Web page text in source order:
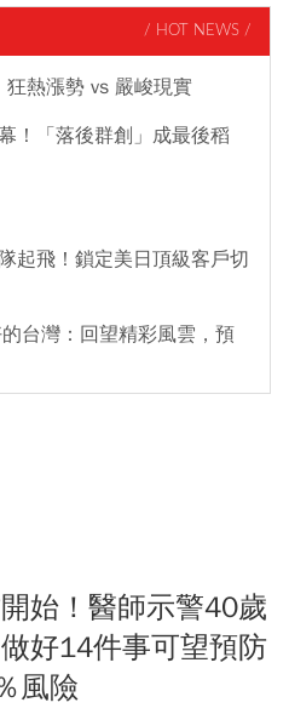
/ HOT NEWS /
熱漲勢 vs 嚴峻現實
！「落後群創」成最後稻
起飛！鎖定美日頂級客戶切
台灣：回望精彩風雲，預
始！醫師示警40歲
好14件事可望預防
風險